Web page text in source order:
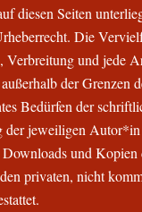
diesen Seiten
Die
Verbreitung und jede
der Grenzen
Bedürfen der
der jeweiligen
und Kopien
privaten, nicht